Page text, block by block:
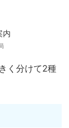
く分けて2種